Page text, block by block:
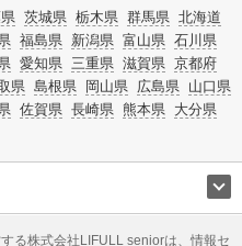
茨城県 栃木県 群馬県 北海道
福島県 新潟県 富山県 石川県
愛知県 三重県 滋賀県 京都府
県 島根県 岡山県 広島県 山口県
佐賀県 長崎県 熊本県 大分県
る株式会社LIFULL seniorは、情報セ